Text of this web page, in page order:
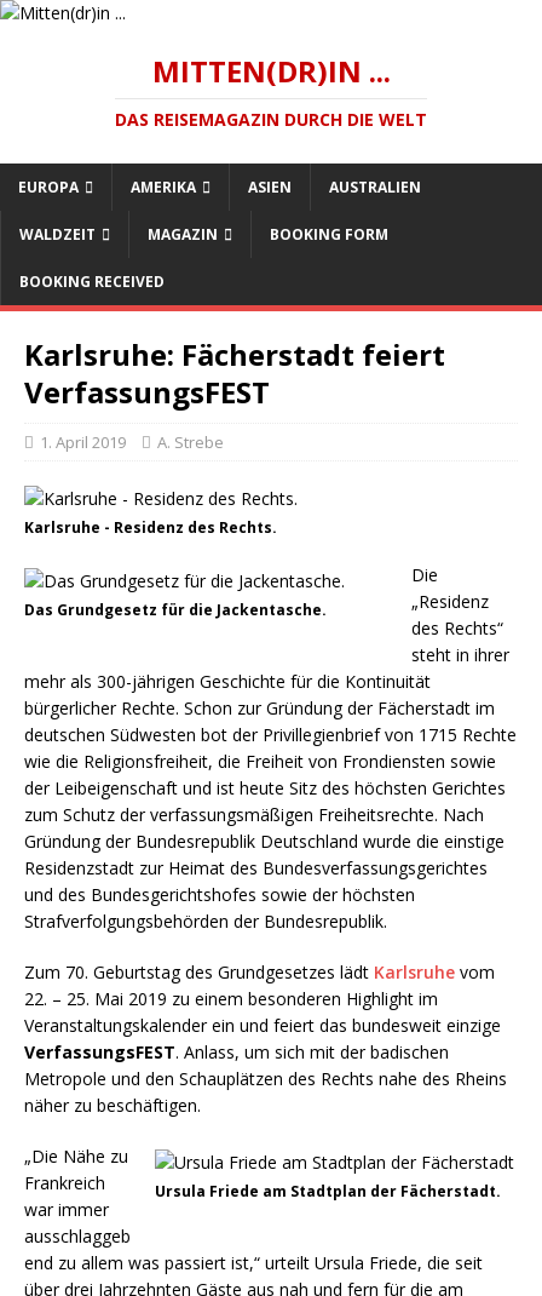
MITTEN(DR)IN ...
DAS REISEMAGAZIN DURCH DIE WELT
EUROPA AMERIKA ASIEN AUSTRALIEN
WALDZEIT MAGAZIN BOOKING FORM
BOOKING RECEIVED
Karlsruhe: Fächerstadt feiert
VerfassungsFEST
1. April 2019 A. Strebe
Karlsruhe - Residenz des Rechts.
Das Grundgesetz für die Jackentasche.
Die
„Residenz
des Rechts“
steht in ihrer
mehr als 300-jährigen Geschichte für die Kontinuität
bürgerlicher Rechte. Schon zur Gründung der Fächerstadt im
deutschen Südwesten bot der Privillegienbrief von 1715 Rechte
wie die Religionsfreiheit, die Freiheit von Frondiensten sowie
der Leibeigenschaft und ist heute Sitz des höchsten Gerichtes
zum Schutz der verfassungsmäßigen Freiheitsrechte. Nach
Gründung der Bundesrepublik Deutschland wurde die einstige
Residenzstadt zur Heimat des Bundesverfassungsgerichtes
und des Bundesgerichtshofes sowie der höchsten
Strafverfolgungsbehörden der Bundesrepublik.
Zum 70. Geburtstag des Grundgesetzes lädt Karlsruhe vom
22. – 25. Mai 2019 zu einem besonderen Highlight im
Veranstaltungskalender ein und feiert das bundesweit einzige
VerfassungsFEST. Anlass, um sich mit der badischen
Metropole und den Schauplätzen des Rechts nahe des Rheins
näher zu beschäftigen.
Ursula Friede am Stadtplan der Fächerstadt.
„Die Nähe zu
Frankreich
war immer
ausschlaggeb
end zu allem was passiert ist,“ urteilt Ursula Friede, die seit
über drei Jahrzehnten Gäste aus nah und fern für die am